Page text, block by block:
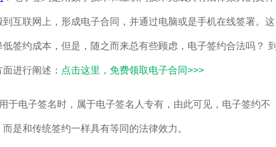
互联网上，形成电子合同，并通过电脑或是手机在线签署。这
签约成本，但是，随之而来总有些顾虑，电子签约合法吗？ 到
进行阐述： 点击这里，免费领取电子合同>>>
于电子签名时，属于电子签名人专有，由此可见，电子签约不
是和传统签约一样具有等同的法律效力。